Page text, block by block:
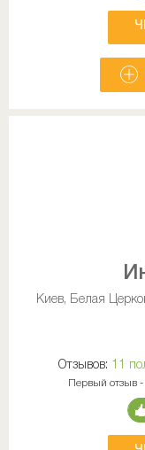
Киев, Белая
Отзывов: 11
Первый отзыв